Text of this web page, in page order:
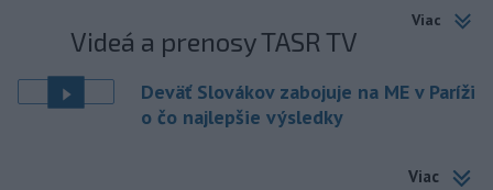
Viac
Videá a prenosy TASR TV
Deväť Slovákov zabojuje na ME v Paríži
o čo najlepšie výsledky
Viac